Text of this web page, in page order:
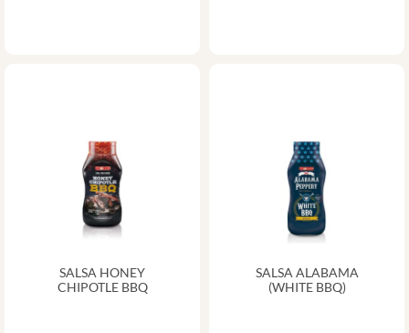
SALSA HONEY
CHIPOTLE BBQ
SALSA ALABAMA
(WHITE BBQ)